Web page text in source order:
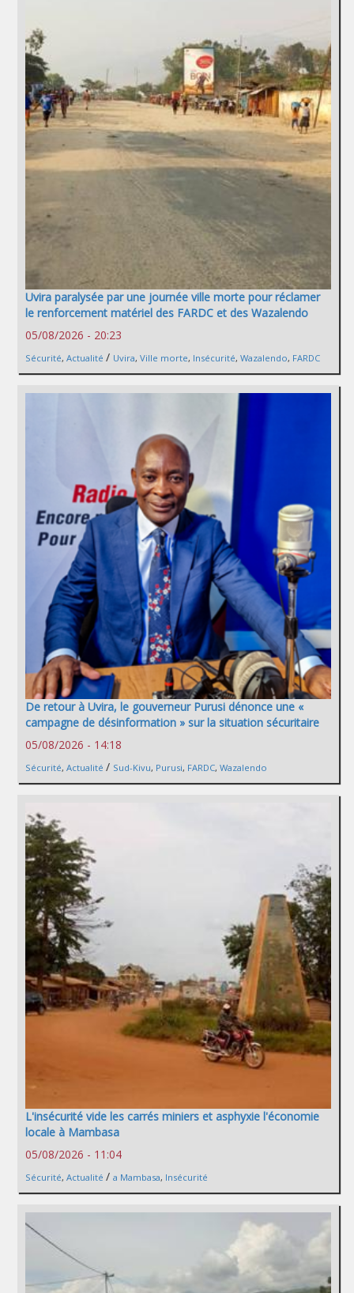
Uvira paralysée par une journée ville morte pour réclamer
le renforcement matériel des FARDC et des Wazalendo
05/08/2026 - 20:23
Sécurité, Actualité / Uvira, Ville morte, Insécurité, Wazalendo, FARDC
De retour à Uvira, le gouverneur Purusi dénonce une «
campagne de désinformation » sur la situation sécuritaire
05/08/2026 - 14:18
Sécurité, Actualité / Sud-Kivu, Purusi, FARDC, Wazalendo
L'insécurité vide les carrés miniers et asphyxie l'économie
locale à Mambasa
05/08/2026 - 11:04
Sécurité, Actualité / a Mambasa, Insécurité